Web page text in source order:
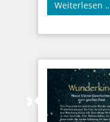
Weiterlesen